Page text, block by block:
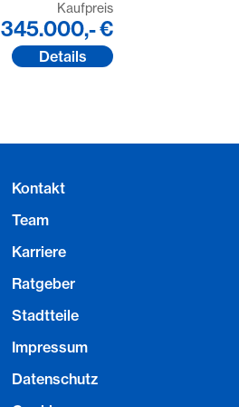
Kaufpreis
345.000,- €
Details
Kontakt
Team
Karriere
Ratgeber
Stadtteile
Impressum
Datenschutz